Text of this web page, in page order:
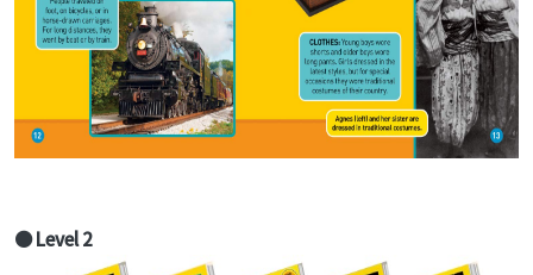
● Level 2